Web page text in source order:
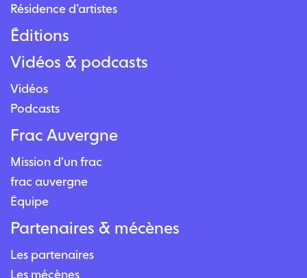
Résidence d’artistes
Éditions
Vidéos & podcasts
Vidéos
Podcasts
Frac Auvergne
Mission d'un frac
frac auvergne
Équipe
Partenaires & mécènes
Les partenaires
Les mécènes